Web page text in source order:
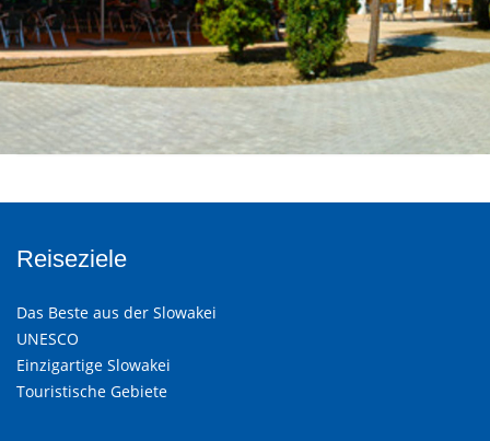
Reiseziele
Das Beste aus der Slowakei
UNESCO
Einzigartige Slowakei
Touristische Gebiete